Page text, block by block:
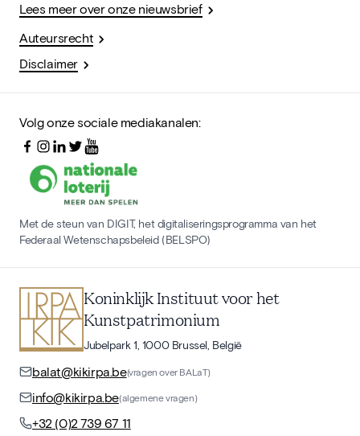
Lees meer over onze nieuwsbrief
Auteursrecht
Disclaimer
Volg onze sociale mediakanalen:
Met de steun van DIGIT, het digitaliseringsprogramma van het
Federaal Wetenschapsbeleid (BELSPO)
Koninklijk Instituut voor het
Kunstpatrimonium
Jubelpark 1, 1000 Brussel, België
balat@kikirpa.be(vragen over BALaT)
info@kikirpa.be(algemene vragen)
+32 (0)2 739 67 11